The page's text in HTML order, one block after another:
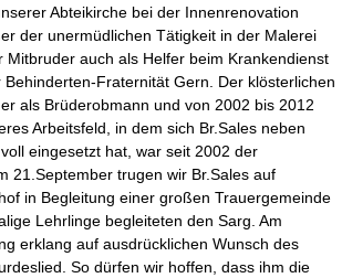
Abteikirche bei der Innenrenovation
der unermüdlichen Tätigkeit in der Malerei
Mitbruder auch als Helfer beim Krankendienst
Fraternität Gern. Der klösterlichen
als Brüderobmann und von 2002 bis 2012
Arbeitsfeld, in dem sich Br.Sales neben
eingesetzt hat, war seit 2002 der
21.September trugen wir Br.Sales auf
in Begleitung einer großen Trauergemeinde
Lehrlinge begleiteten den Sarg. Am
erklang auf ausdrücklichen Wunsch des
So dürfen wir hoffen, dass ihm die